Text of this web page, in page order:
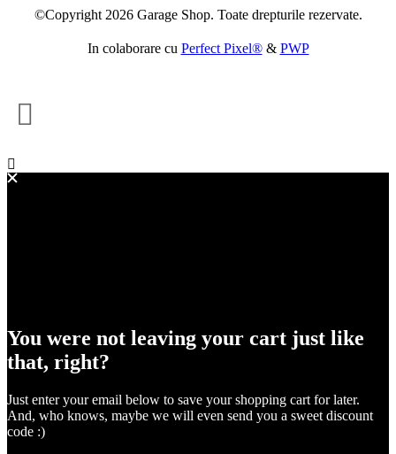
©Copyright 2026 Garage Shop. Toate drepturile rezervate.
In colaborare cu Perfect Pixel®& PWP
You were not leaving your cart just like
that, right?
Just enter your email below to save your shopping cart for later.
And, who knows, maybe we will even send you a sweet discount
code :)